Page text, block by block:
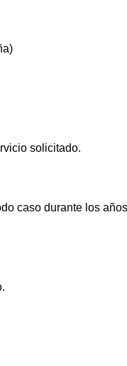
solicitado.
caso durante los